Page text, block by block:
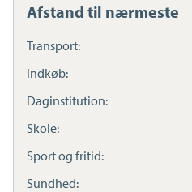
Afstand til nærmeste
Transport:
Indkøb:
Daginstitution:
Skole:
Sport og fritid:
Sundhed: